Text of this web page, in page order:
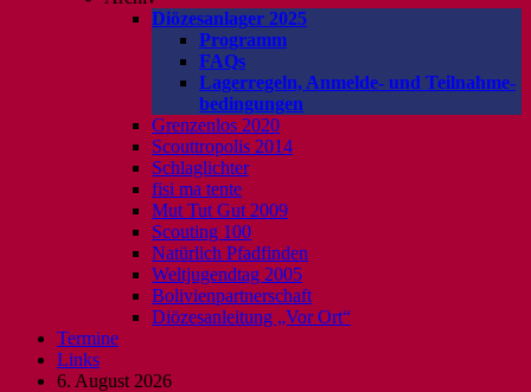
Diözesanlager 2025
Programm
FAQs
Lagerregeln, Anmelde- und Teilnahme-
bedingungen
Grenzenlos 2020
Scouttropolis 2014
Schlaglichter
fisi ma tente
Mut Tut Gut 2009
Scouting 100
Natürlich Pfadfinden
Weltjugendtag 2005
Bolivienpartnerschaft
Diözesanleitung „Vor Ort“
Termine
Links
6. August 2026